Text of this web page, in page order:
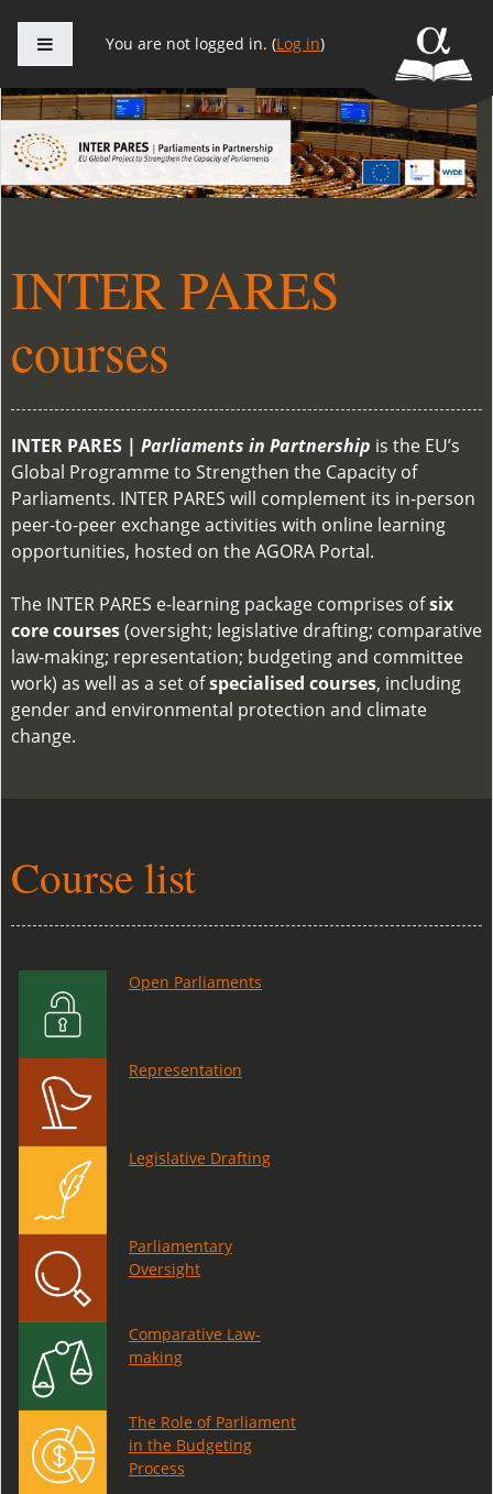
Skip to main content
Side panelYou are not logged in. (Log in)
INTER PARES
courses
INTER PARES | Parliaments in Partnership is the EU’s
Global Programme to Strengthen the Capacity of
Parliaments. INTER PARES will complement its in-person
peer-to-peer exchange activities with online learning
opportunities, hosted on the AGORA Portal.
The INTER PARES e-learning package comprises ofsix
core courses(oversight; legislative drafting; comparative
law-making; representation; budgeting and committee
work) as well as a set ofspecialised courses, including
gender and environmental protection and climate
change.
Course list
Open Parliaments
Representation
Legislative Drafting
Parliamentary
Oversight
Comparative Law-
making
The Role of Parliament
in the Budgeting
Process